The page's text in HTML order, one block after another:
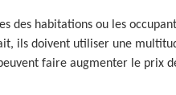
des habitations ou les
ils doivent utiliser une
faire augmenter le prix